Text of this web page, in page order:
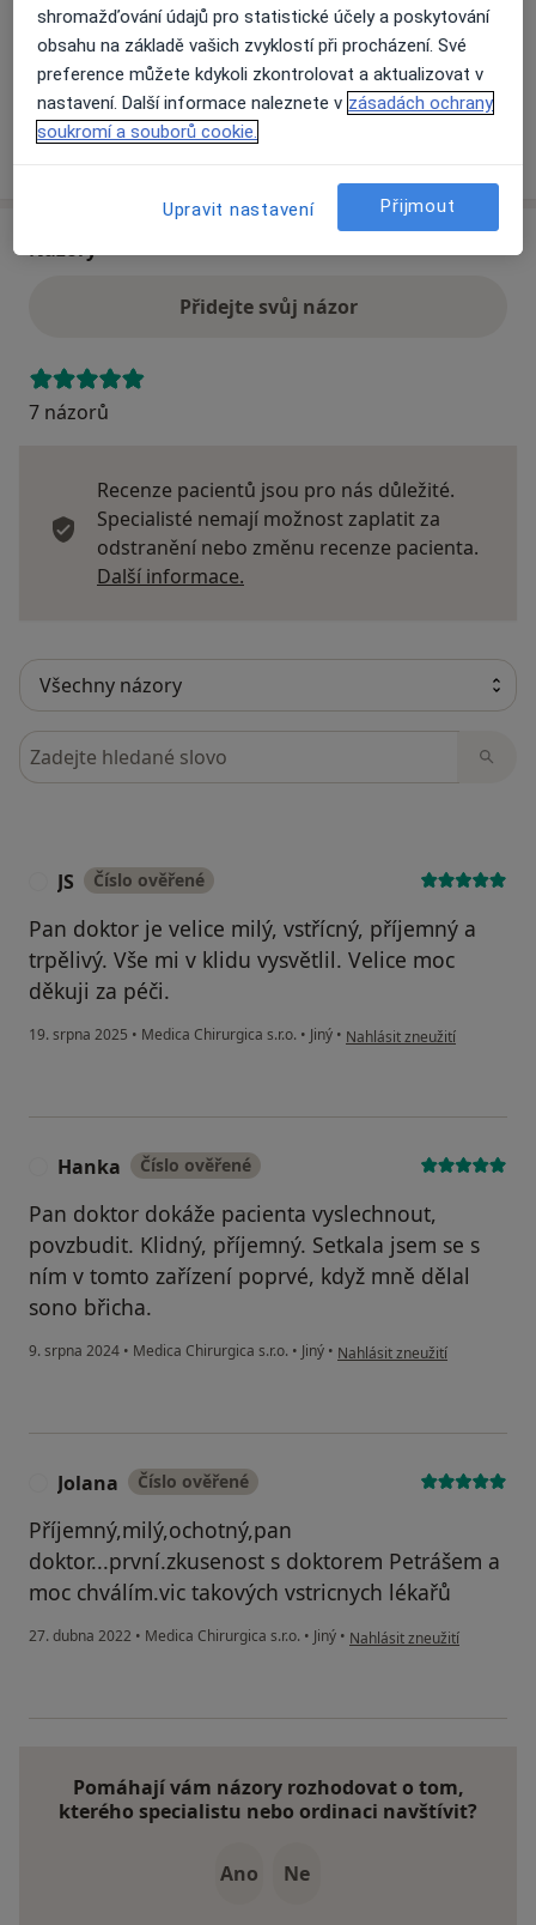
Způsoby platby (soukromé návštěvy)
Na teto adrese lékař přijímá pacienty na pojišťovnu
Detaily
Více
Názory
Přidejte svůj názor
7 názorů
Recenze pacientů jsou pro nás důležité.
Specialisté nemají možnost zaplatit za
odstranění nebo změnu recenze pacienta.
Další informace.
Hledejte v názorech
JS Číslo ověřené
Pan doktor je velice milý, vstřícný, příjemný a
trpělivý. Vše mi v klidu vysvětlil. Velice moc
děkuji za péči.
19. srpna 2025 • Medica Chirurgica s.r.o. • Jiný • podle názoru uživatele JS
Nahlásit zneužití
Hanka Číslo ověřené
Pan doktor dokáže pacienta vyslechnout,
povzbudit. Klidný, příjemný. Setkala jsem se s
ním v tomto zařízení poprvé, když mně dělal
sono břicha.
9. srpna 2024 • Medica Chirurgica s.r.o. • Jiný • podle názoru uživatele Hanka
Nahlásit zneužití
Jolana Číslo ověřené
Příjemný,milý,ochotný,pan
doktor...první.zkusenost s doktorem Petrášem a
moc chválím.vic takových vstricnych lékařů
27. dubna 2022 • Medica Chirurgica s.r.o. • Jiný • podle názoru uživatele
Nahlásit zneužití
Pomáhají vám názory rozhodovat o tom,
kterého specialistu nebo ordinaci navštívit?
Ano Ne
shromažďování údajů pro statistické účely a poskytování
obsahu na základě vašich zvyklostí při procházení. Své
preference můžete kdykoli zkontrolovat a aktualizovat v
nastavení. Další informace naleznete v zásadách ochrany
soukromí a souborů cookie.
Upravit nastavení Přijmout